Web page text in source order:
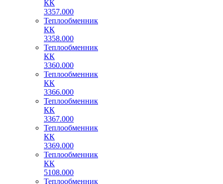
КК
3357.000
Теплообменник
КК
3358.000
Теплообменник
КК
3360.000
Теплообменник
КК
3366.000
Теплообменник
КК
3367.000
Теплообменник
КК
3369.000
Теплообменник
КК
5108.000
Теплообменник